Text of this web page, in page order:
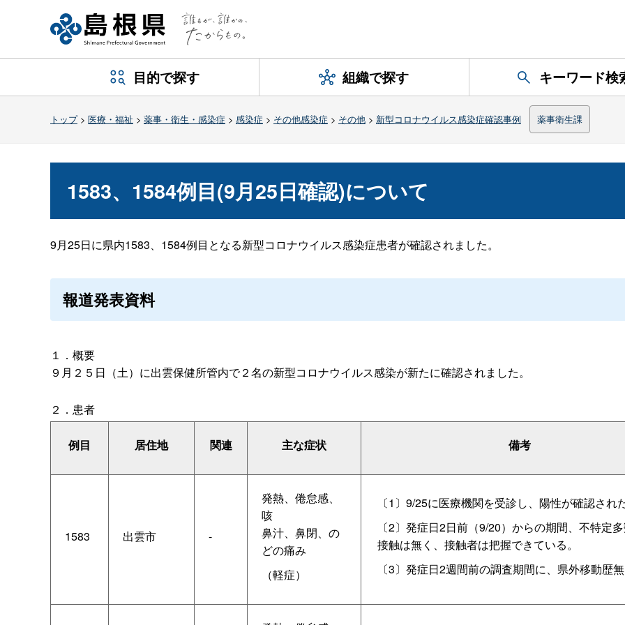
目的で探す 組織で探す キーワード検
トップ> 医療・福祉 > 薬事・衛生・感染症 > 感染症 > その他感染症 > その他 > 新型コロナウイルス感染症確認事例 薬事衛生課
1583、1584例目(9月25日確認)について
9月25日に県内1583、1584例目となる新型コロナウイルス感染症患者が確認されました。
報道発表資料
１．概要
９月２５日（土）に出雲保健所管内で２名の新型コロナウイルス感染が新たに確認されました。
２．患者
例目 居住地 関連 主な症状 備考
1583 出雲市 -
発熱、倦怠感、
咳
鼻汁、鼻閉、の
どの痛み
（軽症）
〔1〕9/25に医療機関を受診し、陽性が確認された
〔2〕発症日2日前（9/20）からの期間、不特定
接触は無く、接触者は把握できている。
〔3〕発症日2週間前の調査期間に、県外移動歴無